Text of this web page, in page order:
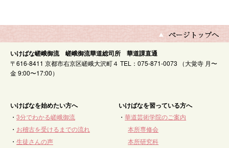
いけばな嵯峨御流 嵯峨御流華道総司所 華道課直通
〒616-8411 京都市右京区嵯峨大沢町４ TEL：075-871-0073 （大覚寺 月〜
金 9:00〜17:00）
いけばなを始めたい方へ
・ 3分でわかる嵯峨御流
・ お稽古を受けるまでの流れ
・ 生徒さんの声
いけばなを習っている方へ
・華道芸術学院のご案内
本所専修会
本所研究科